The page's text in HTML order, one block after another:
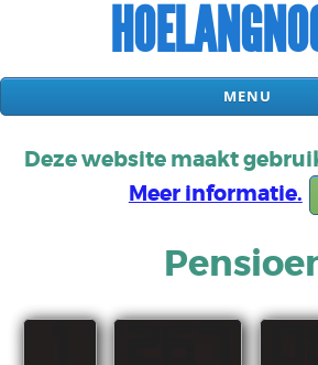
MENU
Deze website maakt
Meer informatie.